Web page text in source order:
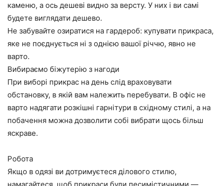
каменю, а ось дешеві видно за версту. У них і ви самі
будете виглядати дешево.
Не забувайте озиратися на гардероб: купувати прикраса,
яке не поєднується ні з однією вашої річчю, явно не
варто.
Вибираємо біжутерію з нагоди
При виборі прикрас на день слід враховувати
обстановку, в якій вам належить перебувати. В офіс не
варто надягати розкішні гарнітури в східному стилі, а на
побачення можна дозволити собі вибрати щось більш
яскраве.
Робота
Якщо в одязі ви дотримуєтеся ділового стилю,